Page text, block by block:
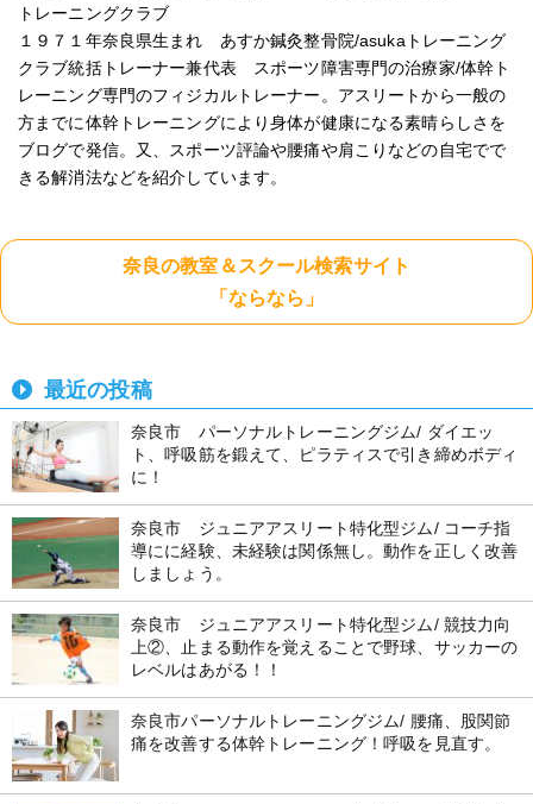
トレーニングクラブ
１９７１年奈良県生まれ あすか鍼灸整骨院/asukaトレーニング
クラブ統括トレーナー兼代表 スポーツ障害専門の治療家/体幹ト
レーニング専門のフィジカルトレーナー。アスリートから一般の
方までに体幹トレーニングにより身体が健康になる素晴らしさを
ブログで発信。又、スポーツ評論や腰痛や肩こりなどの自宅でで
きる解消法などを紹介しています。
奈良の教室＆スクール検索サイト
「ならなら」
最近の投稿
奈良市 パーソナルトレーニングジム/ ダイエッ
ト、呼吸筋を鍛えて、ピラティスで引き締めボディ
に！
奈良市 ジュニアアスリート特化型ジム/ コーチ指
導にに経験、未経験は関係無し。動作を正しく改善
しましょう。
奈良市 ジュニアアスリート特化型ジム/ 競技力向
上②、止まる動作を覚えることで野球、サッカーの
レベルはあがる！！
奈良市パーソナルトレーニングジム/ 腰痛、股関節
痛を改善する体幹トレーニング！呼吸を見直す。